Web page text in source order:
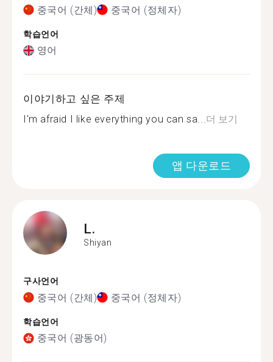
중국어 (간체) 중국어 (정체자)
학습언어
영어
이야기하고 싶은 주제
I'm afraid I like everything you can sa...더 보기
앱 다운로드
L.
Shiyan
구사언어
중국어 (간체) 중국어 (정체자)
학습언어
중국어 (광동어)